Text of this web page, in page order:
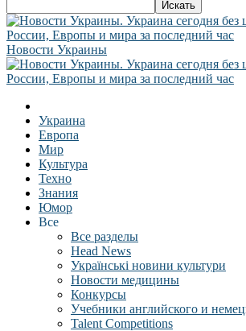
Новости Украины
Украина
Европа
Мир
Культура
Техно
Знания
Юмор
Все
Все разделы
Head News
Українські новини культури
Новости медицины
Конкурсы
Учебники английского и
Talent Competitions